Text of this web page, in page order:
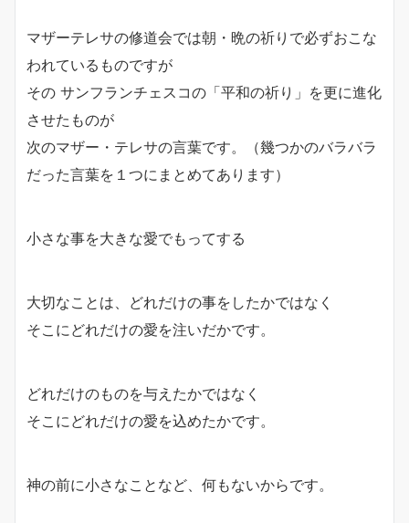
マザーテレサの修道会では朝・晩の祈りで必ずおこな
われているものですが
その サンフランチェスコの「平和の祈り」を更に進化
させたものが
次のマザー・テレサの言葉です。（幾つかのバラバラ
だった言葉を１つにまとめてあります）
小さな事を大きな愛でもってする
大切なことは、どれだけの事をしたかではなく
そこにどれだけの愛を注いだかです。
どれだけのものを与えたかではなく
そこにどれだけの愛を込めたかです。
神の前に小さなことなど、何もないからです。